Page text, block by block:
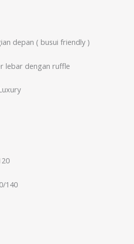
depan ( busui friendly )
lebar dengan ruffle
140